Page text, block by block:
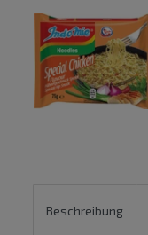
Beschreibung